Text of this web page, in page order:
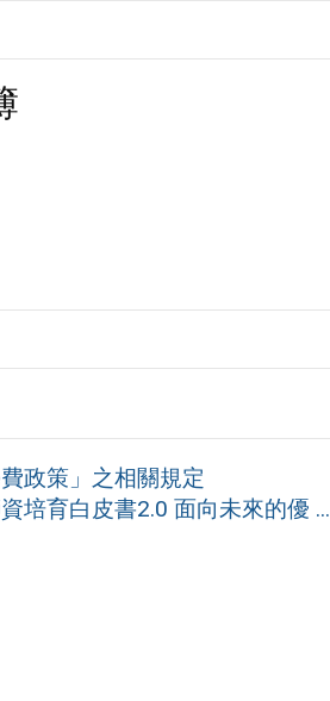
政策」之相關規定
培育白皮書2.0 面向未來的優 ...